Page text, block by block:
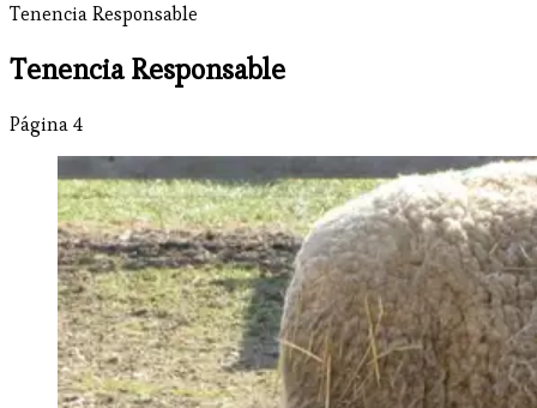
Tenencia Responsable
Tenencia Responsable
Página 4